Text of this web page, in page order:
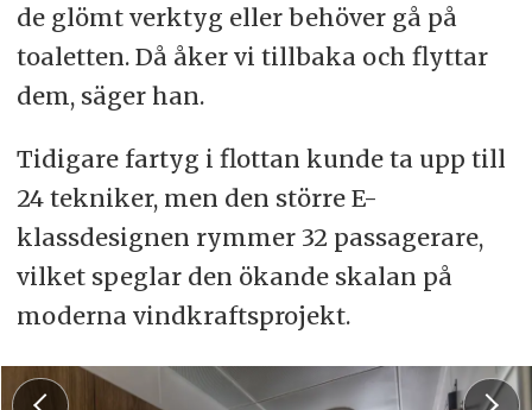
de glömt verktyg eller behöver gå på
toaletten. Då åker vi tillbaka och flyttar
dem, säger han.
Tidigare fartyg i flottan kunde ta upp till
24 tekniker, men den större E-
klassdesignen rymmer 32 passagerare,
vilket speglar den ökande skalan på
moderna vindkraftsprojekt.